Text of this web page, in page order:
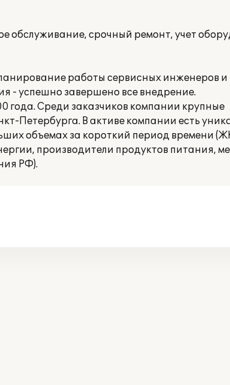
обслуживание, срочный ремонт, учет
работы сервисных инженеров и
- успешно завершено все внедрение.
года. Среди заказчиков компании крупные
Петербурга. В активе компании есть
объемах за короткий период времени
производители продуктов питания,
РФ).